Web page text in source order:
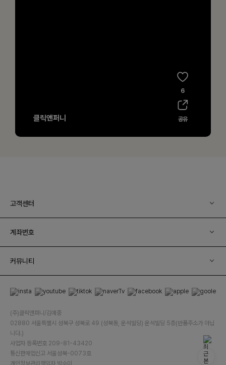
고객센터
계좌번호
커뮤니티
(주)클릭앤퍼니/김예중
02880 서울특별시 성북구 성북로 49 (성북동, 운석빌딩) 운석빌딩 5층(반품주소가 아닙
니다.)
사업자 등록번호 209-81-43420
통신판매업신고 서울성북-0073호
개인정보관리책임자 박수미